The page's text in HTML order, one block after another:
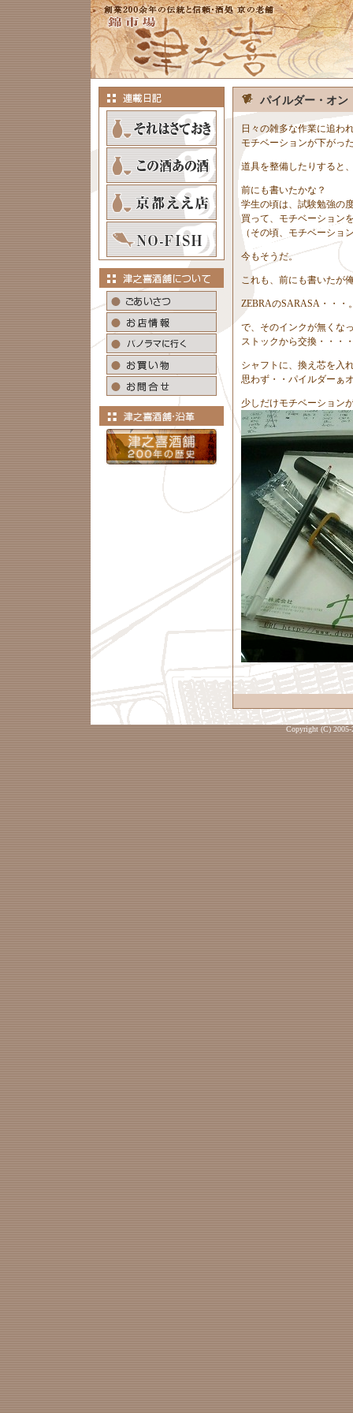
パイルダー・オン
日々の雑多な作業に追わ
モチベーションが下がっ
道具を整備したりすると
前にも書いたかな？
学生の頃は、試験勉強の
買って、モチベーション
（その頃、モチベーショ
今もそうだ。
これも、前にも書いたが
ZEBRAのSARASA・・・
で、そのインクが無くな
ストックから交換・・・
シャフトに、換え芯を入
思わず・・パイルダーぁ
少しだけモチベーション
Copyright (C) 2005-